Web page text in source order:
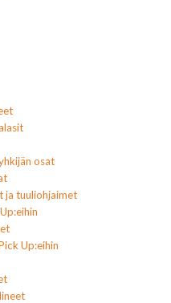
osat
ja tuuliohjaimet
Up:eihin